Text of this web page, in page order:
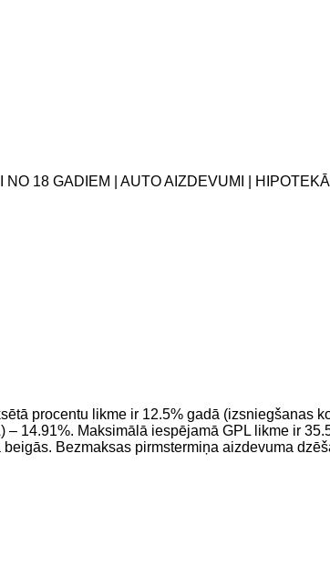
18 GADIEM | AUTO AIZDEVUMI |
procentu likme ir 12.5% gadā (izsniegšanas
14.91%. Maksimālā iespējamā GPL likme ir
Bezmaksas pirmstermiņa aizdevuma